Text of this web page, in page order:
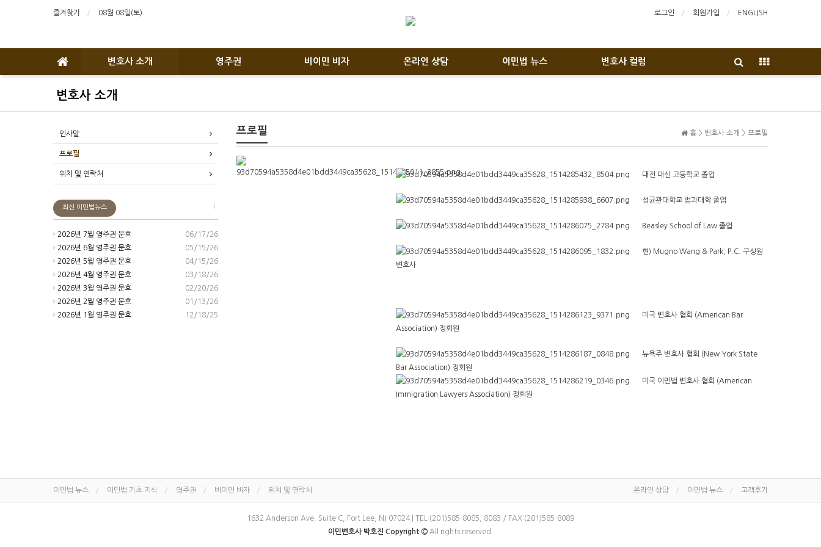
즐겨찾기 08월 08일(토) 로그인 회원가입 ENGLISH
변호사 소개 영주권 비이민 비자 온라인 상담 이민법 뉴스 변호사 컬럼
변호사 소개
홈 > 변호사 소개 > 프로필
프로필
대전 대신 고등학교 졸업
성균관대학교 법과대학 졸업
Beasley School of Law 졸업
현) Mugno Wang & Park, P.C. 구성원
변호사
미국 변호사 협회 (American Bar
Association) 정회원
뉴욕주 변호사 협회 (New York State
Bar Association) 정회원
미국 이민법 변호사 협회 (American
Immigration Lawyers Association) 정회원
인사말
프로필
위치 및 연락처
+
최신 이민법뉴스
06/17/26
2026년 7월 영주권 문호
05/15/26
2026년 6월 영주권 문호
04/15/26
2026년 5월 영주권 문호
03/18/26
2026년 4월 영주권 문호
02/20/26
2026년 3월 영주권 문호
01/13/26
2026년 2월 영주권 문호
12/18/25
2026년 1월 영주권 문호
이민법 뉴스 이민법 기초 지식 영주권 비이민 비자 위치 및 연락처 온라인 상담 이민법 뉴스 고객후기
1632 Anderson Ave. Suite C, Fort Lee, NJ 07024 | TEL:(201)585-8085, 8083 / FAX:(201)585-8089
이민변호사 박호진 Copyright
All rights reserved.